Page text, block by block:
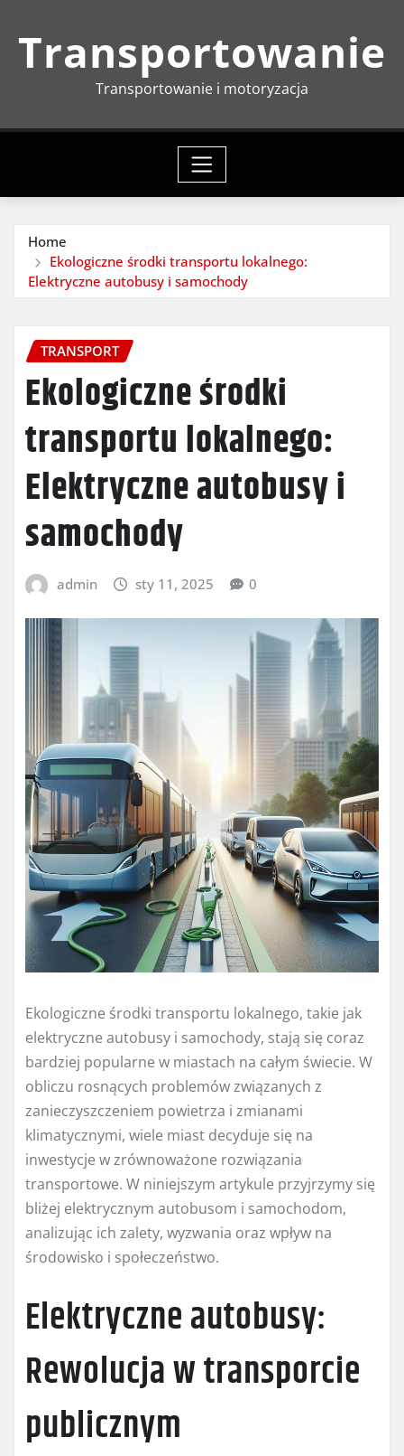
Transportowanie
Transportowanie i motoryzacja
Home
Ekologiczne środki transportu lokalnego:
Elektryczne autobusy i samochody
TRANSPORT
Ekologiczne środki
transportu lokalnego:
Elektryczne autobusy i
samochody
admin sty 11, 2025 0
Ekologiczne środki transportu lokalnego, takie jak
elektryczne autobusy i samochody, stają się coraz
bardziej popularne w miastach na całym świecie. W
obliczu rosnących problemów związanych z
zanieczyszczeniem powietrza i zmianami
klimatycznymi, wiele miast decyduje się na
inwestycje w zrównoważone rozwiązania
transportowe. W niniejszym artykule przyjrzymy się
bliżej elektrycznym autobusom i samochodom,
analizując ich zalety, wyzwania oraz wpływ na
środowisko i społeczeństwo.
Elektryczne autobusy:
Rewolucja w transporcie
publicznym